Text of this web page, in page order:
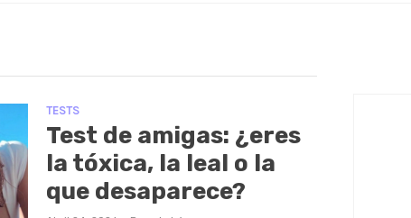
TESTS
Test de amigas: ¿eres
la tóxica, la leal o la
que desaparece?